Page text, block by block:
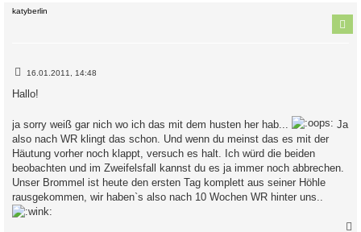
katyberlin
B
i
t
g
16.01.2011, 14:48
Hallo!
ja sorry weiß gar nich wo ich das mit dem husten her hab...
Ja
also nach WR klingt das schon. Und wenn du meinst das es mit der
Häutung vorher noch klappt, versuch es halt. Ich würd die beiden
beobachten und im Zweifelsfall kannst du es ja immer noch abbrechen.
Unser Brommel ist heute den ersten Tag komplett aus seiner Höhle
rausgekommen, wir haben`s also nach 10 Wochen WR hinter uns..